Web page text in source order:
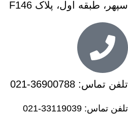
سپهر، طبقه اول، پلاک F146
تلفن تماس: 36900788-021
تلفن تماس: 33119039-021